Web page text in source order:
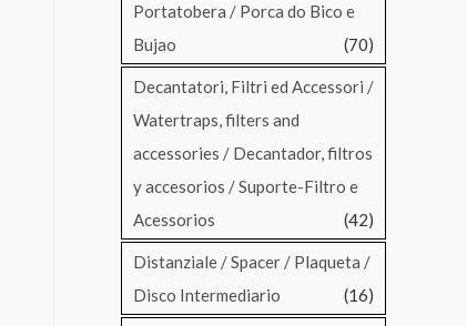
Portatobera / Porca do Bico e
Bujao
(70)
Decantatori, Filtri ed Accessori /
Watertraps, filters and
accessories / Decantador, filtros
y accesorios / Suporte-Filtro e
Acessorios
(42)
Distanziale / Spacer / Plaqueta /
Disco Intermediario
(16)